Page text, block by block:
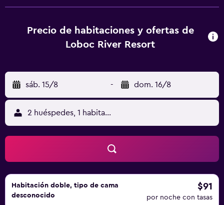
separada. Las camas tienen colchones Select Comfort y
están vestidas con edredón de plumas y ropa de cama de
baños están dotados de zapatillas, bidé, artículos de
higiene personal gratuitos y cepillos de dientes y
dentífrico. Los servicios para las personas de negocios
incluyen escritorio y teléfono. Es posible solicitar masajes
en la habitación y secador de pelo. Se ofrece servicio de
limpieza todos los días. En el alojamiento hay piscina al
aire libre y piscina infantil. Otros servicios de ocio y
esparcimiento incluyen río lento. Se pueden practicar las
actividades de ocio y esparcimiento que se indican más
abajo en las instalaciones o cerca del alojamiento (es
posible que se aplique un recargo).
Precio de habitaciones y ofertas de
Loboc River Resort
sáb. 15/8 - dom. 16/8
2 huéspedes, 1 habitación
Habitación doble, tipo de cama
desconocido
$91
por noche con tasas